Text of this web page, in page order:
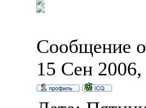
Сообщение
15 Сен